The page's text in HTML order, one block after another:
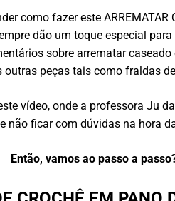
como fazer este ARREMATAR
dão um toque especial
sobre arrematar
peças tais como fraldas
vídeo, onde a professora Ju
não ficar com dúvidas na hora
Então, vamos ao passo a